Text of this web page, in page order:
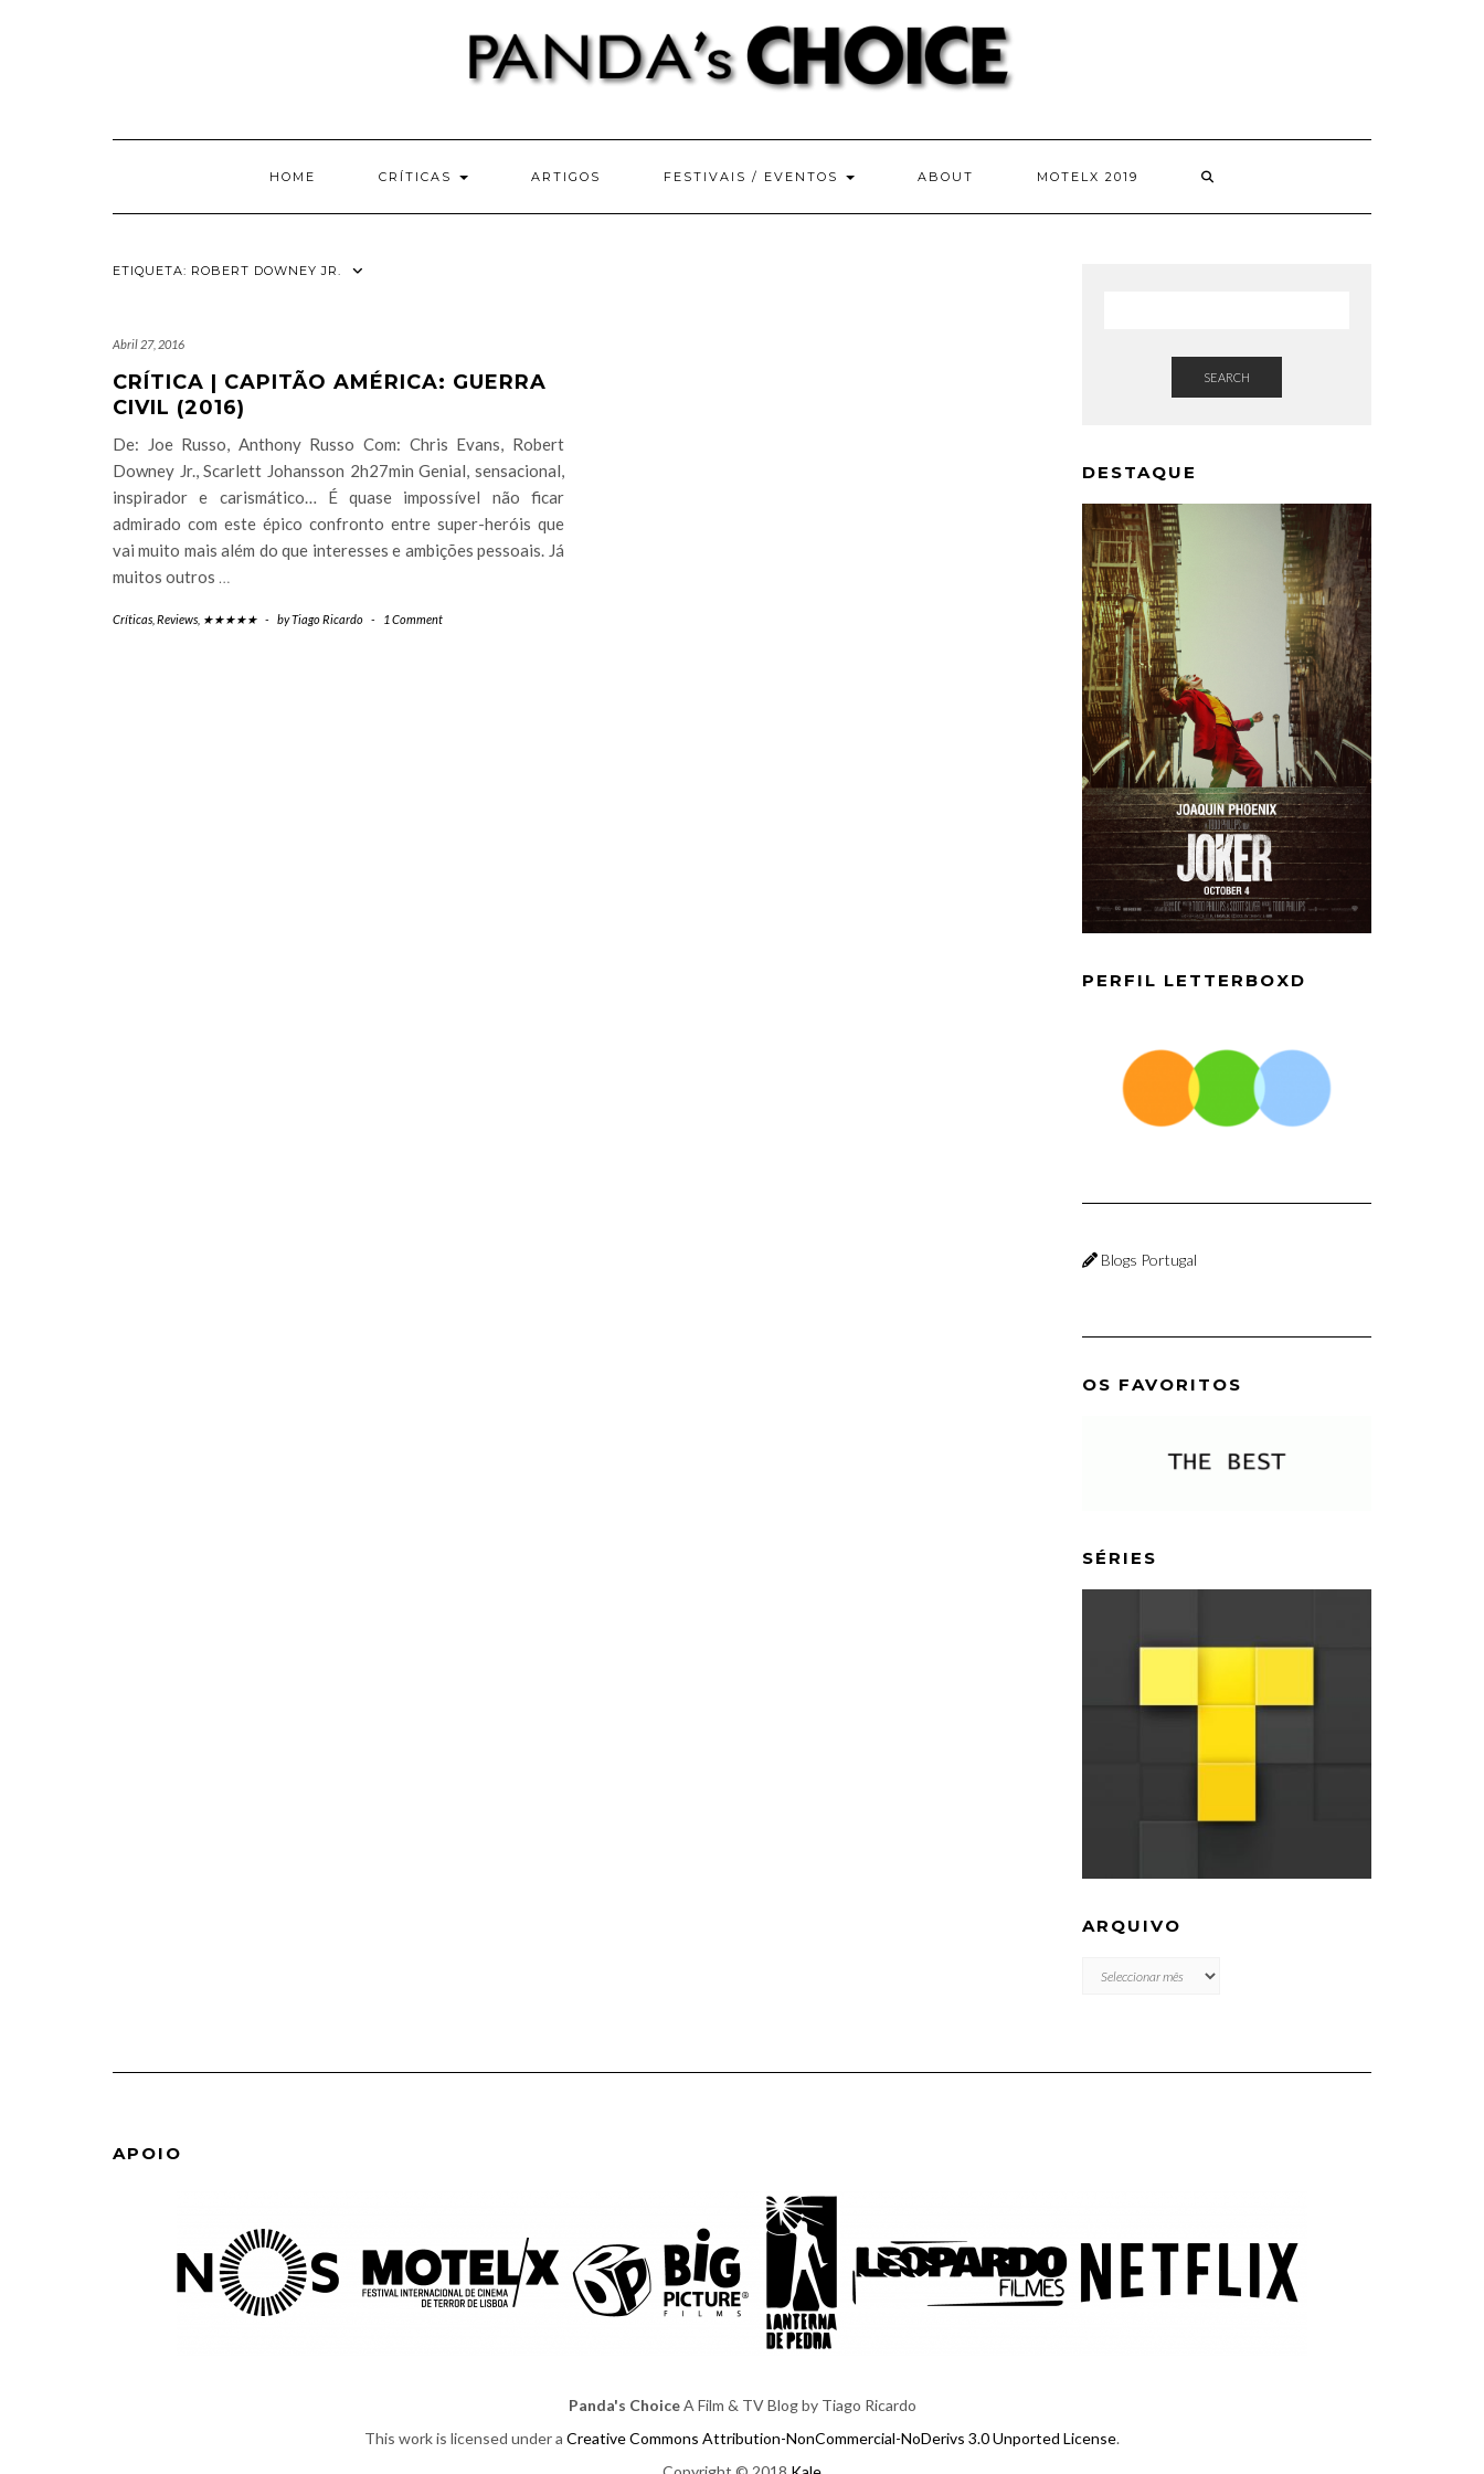
HOME CRÍTICAS ARTIGOS FESTIVAIS / EVENTOS ABOUT MOTELX 2019
ETIQUETA: ROBERT DOWNEY JR.
Abril 27, 2016
CRÍTICA | CAPITÃO AMÉRICA: GUERRA
CIVIL (2016)
De: Joe Russo, Anthony Russo Com: Chris Evans, Robert
Downey Jr., Scarlett Johansson 2h27min Genial, sensacional,
inspirador e carismático… É quase impossível não ficar
admirado com este épico confronto entre super-heróis que
vai muito mais além do que interesses e ambições pessoais. Já
muitos outros …
Críticas Reviews ★★★★★ - byTiago Ricardo - 1 Comment
SEARCH
DESTAQUE
PERFIL LETTERBOXD
Blogs Portugal
OS FAVORITOS
SÉRIES
ARQUIVO
ARQUIVO
APOIO
Panda's ChoiceA Film & TV Blog by Tiago Ricardo
This work is licensed under a Creative Commons Attribution-NonCommercial-NoDerivs 3.0 Unported License.